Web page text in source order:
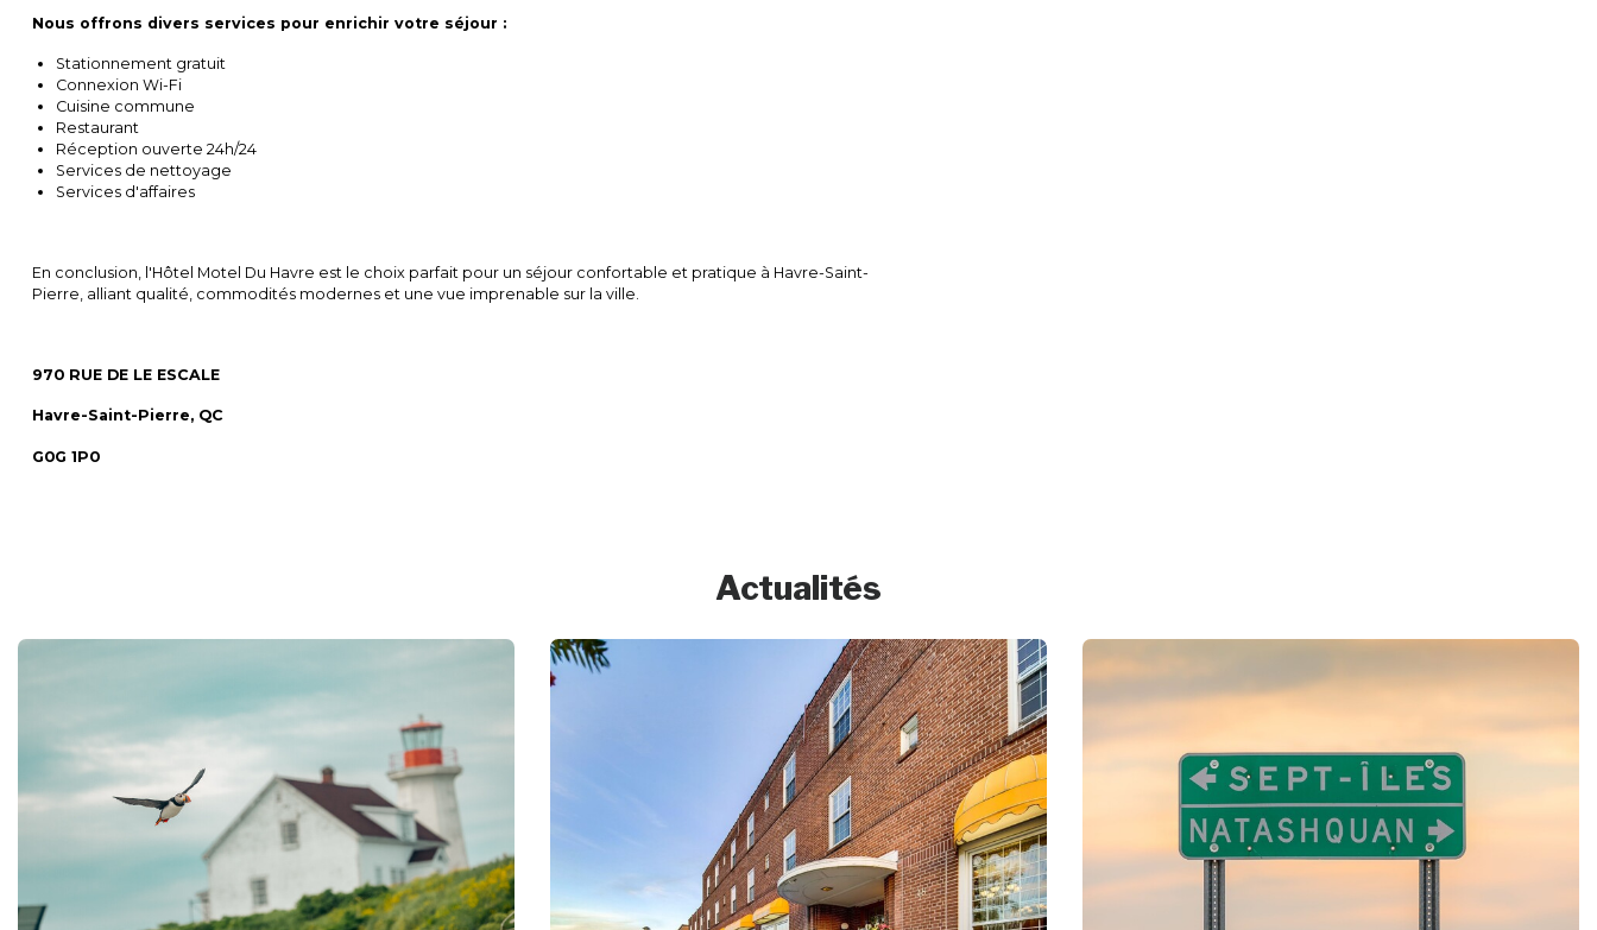
Nous offrons divers services pour enrichir votre séjour :
Stationnement gratuit
Connexion Wi-Fi
Cuisine commune
Restaurant
Réception ouverte 24h/24
Services de nettoyage
Services d'affaires
En conclusion, l'Hôtel Motel Du Havre est le choix parfait pour un séjour confortable et pratique à Havre-Saint-
Pierre, alliant qualité, commodités modernes et une vue imprenable sur la ville.
970 RUE DE LE ESCALE
Havre-Saint-Pierre, QC
G0G 1P0
Actualités